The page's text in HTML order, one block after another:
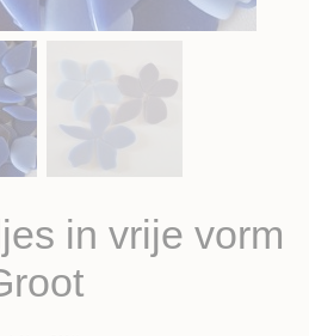
in vrije vorm